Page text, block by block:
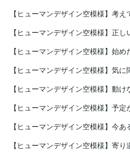
【ヒューマンデザイン空模様】考
【ヒューマンデザイン空模様】正
【ヒューマンデザイン空模様】始
【ヒューマンデザイン空模様】気
【ヒューマンデザイン空模様】動
【ヒューマンデザイン空模様】予
【ヒューマンデザイン空模様】今
【ヒューマンデザイン空模様】寄